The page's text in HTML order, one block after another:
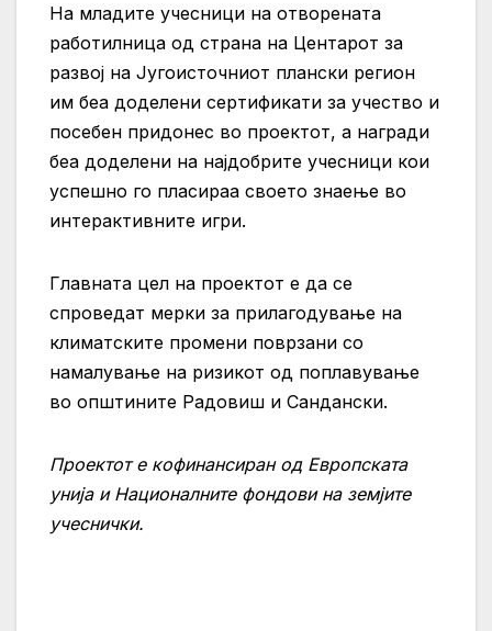
На младите учесници на отворената
работилница од страна на Центарот за
развој на Југоисточниот плански регион
им беа доделени сертификати за учество и
посебен придонес во проектот, а награди
беа доделени на најдобрите учесници кои
успешно го пласираа своето знаење во
интерактивните игри.
Главната цел на проектот е да се
спроведат мерки за прилагодување на
климатските промени поврзани со
намалување на ризикот од поплавување
во општините Радовиш и Сандански.
Проектот е кофинансиран од Европската
унија и Националните фондови на земјите
учеснички.